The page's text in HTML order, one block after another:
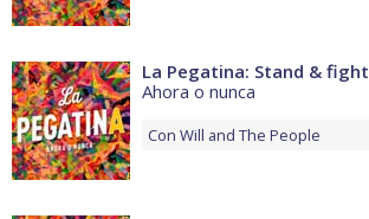
La Pegatina: Stand & fight
Ahora o nunca
Con Will and The People